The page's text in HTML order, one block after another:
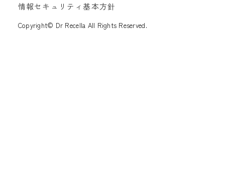
情報セキュリティ基本方針
Copyright© Dr Recella All Rights Reserved.